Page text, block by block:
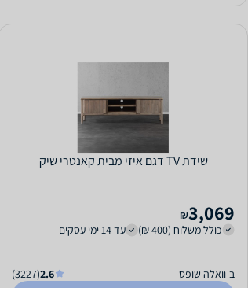
שידת TV דגם איזי מבית קאנטרי שיק
3,069
₪
כולל משלוח (400 ₪)
עד 14 ימי עסקים
ב-וואלה שופס 2.6
(3227)